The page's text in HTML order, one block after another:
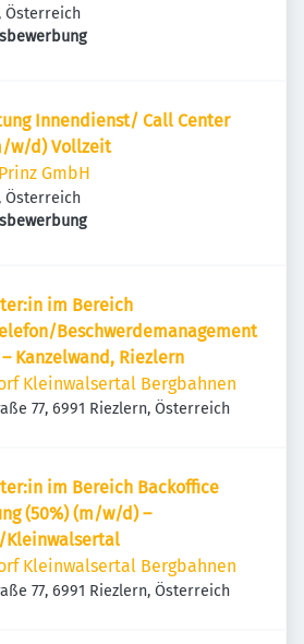
Österreich
Innendienst/ Call Center
w/d) Vollzeit
GmbH
Österreich
im Bereich
Beschwerdemanagement
Kanzelwand, Riezlern
Kleinwalsertal Bergbahnen
77, 6991 Riezlern, Österreich
im Bereich Backoffice
(50%) (m/w/d) –
Kleinwalsertal
Kleinwalsertal Bergbahnen
77, 6991 Riezlern, Österreich